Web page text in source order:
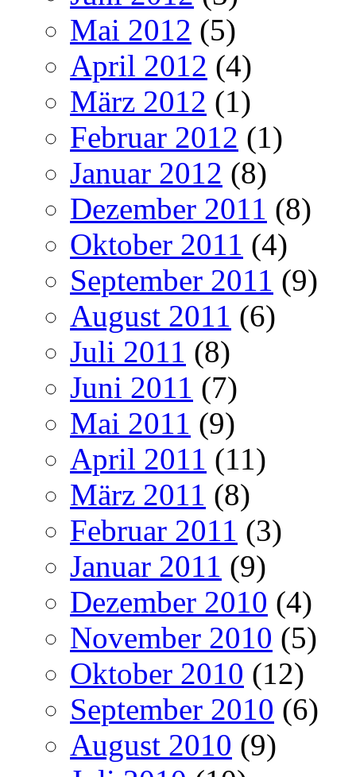
Mai 2012 (5)
April 2012 (4)
März 2012 (1)
Februar 2012 (1)
Januar 2012 (8)
Dezember 2011 (8)
Oktober 2011 (4)
September 2011 (9)
August 2011 (6)
Juli 2011 (8)
Juni 2011 (7)
Mai 2011 (9)
April 2011 (11)
März 2011 (8)
Februar 2011 (3)
Januar 2011 (9)
Dezember 2010 (4)
November 2010 (5)
Oktober 2010 (12)
September 2010 (6)
August 2010 (9)